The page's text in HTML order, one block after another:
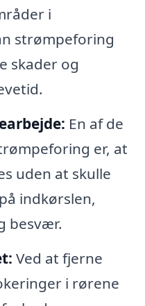
i
strømpeforing
skader og
En af de
er, at
uden at skulle
indkørslen,
besvær.
Ved at fjerne
i rørene